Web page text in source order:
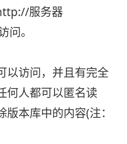
服务器
。
以访问，并且有完全
何人都可以匿名读
本库中的内容(注：